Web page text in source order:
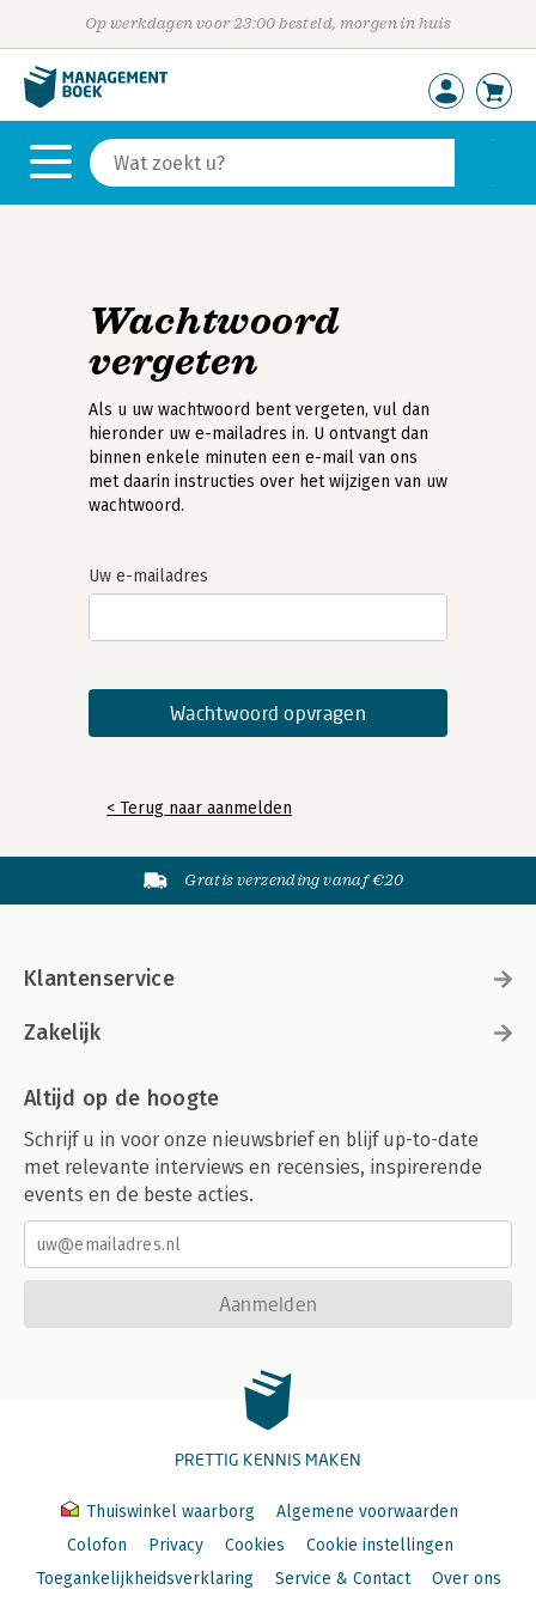
Op werkdagen voor 23:00 besteld, morgen in huis
Wachtwoord
vergeten
Als u uw wachtwoord bent vergeten, vul dan
hieronder uw e-mailadres in. U ontvangt dan
binnen enkele minuten een e-mail van ons
met daarin instructies over het wijzigen van uw
wachtwoord.
Uw e-mailadres
< Terug naar aanmelden
Gratis verzending vanaf €20
Klantenservice
Zakelijk
Altijd op de hoogte
Schrijf u in voor onze nieuwsbrief en blijf up-to-date
met relevante interviews en recensies, inspirerende
events en de beste acties.
Aanmelden
PRETTIG KENNIS MAKEN
Thuiswinkel waarborg
Algemene voorwaarden
Colofon
Privacy Cookies
Cookie instellingen
Toegankelijkheidsverklaring
Service & Contact Over ons